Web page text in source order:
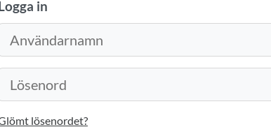
in
lösenordet?